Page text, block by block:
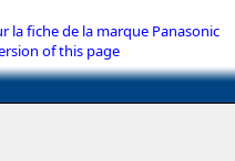
la fiche de la marque Panasonic
of this page